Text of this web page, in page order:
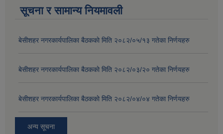
सूचना र सामान्य नियमावली
बे‍‍सीशहर नगरकार्यपालिका बैठककाे मिति २०८२/०५/१३ गतेका निर्णयहरु
बे‍‍सीशहर नगरकार्यपालिका बैठककाे मिति २०८२/०३/२० गतेका निर्णयहरु
बे‍‍सीशहर नगरकार्यपालिका बैठककाे मिति २०८२/०४/०४ गतेका निर्णयहरु
अन्य सूचना